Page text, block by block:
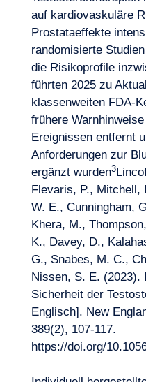
auf kardiovaskuläre
Prostataeffekte
randomisierte
die Risikoprofile
führten 2025 zu
klassenweiten FDA-
frühere
Ereignissen entfernt
Anforderungen zur
ergänzt wurden3
Flevaris, P., Mitchell,
W. E., Cunningham,
Khera, M.,
K., Davey, D.,
G., Snabes, M. C.,
Nissen, S. E. (2023).
Sicherheit der
Englisch]. New
389(2), 107‑117.
https://doi.org/